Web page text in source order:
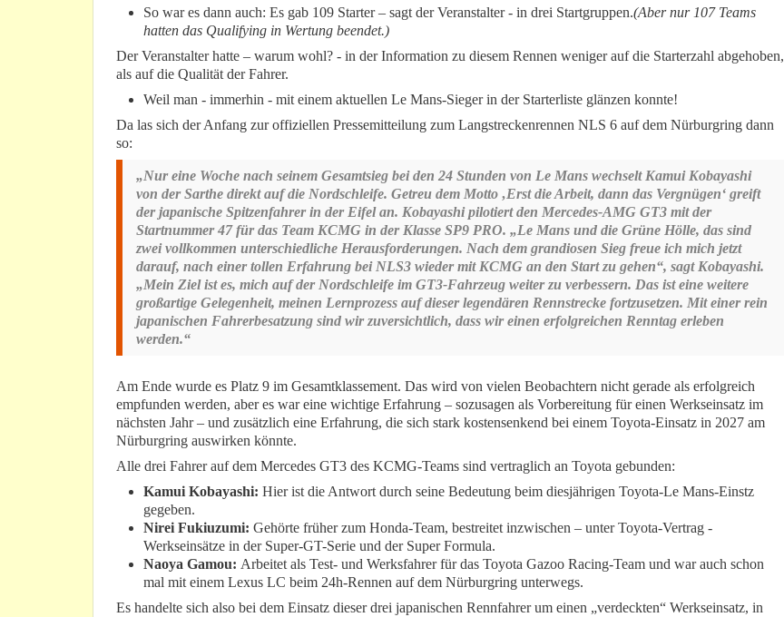
So war es dann auch: Es gab 109 Starter – sagt der Veranstalter - in drei Startgruppen.(Aber nur 107 Teams
hatten das Qualifying in Wertung beendet.)
Der Veranstalter hatte – warum wohl? - in der Information zu diesem Rennen weniger auf die Starterzahl abgehoben,
als auf die Qualität der Fahrer.
Weil man - immerhin - mit einem aktuellen Le Mans-Sieger in der Starterliste glänzen konnte!
Da las sich der Anfang zur offiziellen Pressemitteilung zum Langstreckenrennen NLS 6 auf dem Nürburgring dann
so:
„Nur eine Woche nach seinem Gesamtsieg bei den 24 Stunden von Le Mans wechselt Kamui Kobayashi
von der Sarthe direkt auf die Nordschleife. Getreu dem Motto ‚Erst die Arbeit, dann das Vergnügen‘ greift
der japanische Spitzenfahrer in der Eifel an. Kobayashi pilotiert den Mercedes-AMG GT3 mit der
Startnummer 47 für das Team KCMG in der Klasse SP9 PRO. „Le Mans und die Grüne Hölle, das sind
zwei vollkommen unterschiedliche Herausforderungen. Nach dem grandiosen Sieg freue ich mich jetzt
darauf, nach einer tollen Erfahrung bei NLS3 wieder mit KCMG an den Start zu gehen“, sagt Kobayashi.
„Mein Ziel ist es, mich auf der Nordschleife im GT3-Fahrzeug weiter zu verbessern. Das ist eine weitere
großartige Gelegenheit, meinen Lernprozess auf dieser legendären Rennstrecke fortzusetzen. Mit einer rein
japanischen Fahrerbesatzung sind wir zuversichtlich, dass wir einen erfolgreichen Renntag erleben
werden.“
Am Ende wurde es Platz 9 im Gesamtklassement. Das wird von vielen Beobachtern nicht gerade als erfolgreich
empfunden werden, aber es war eine wichtige Erfahrung – sozusagen als Vorbereitung für einen Werkseinsatz im
nächsten Jahr – und zusätzlich eine Erfahrung, die sich stark kostensenkend bei einem Toyota-Einsatz in 2027 am
Nürburgring auswirken könnte.
Alle drei Fahrer auf dem Mercedes GT3 des KCMG-Teams sind vertraglich an Toyota gebunden:
Kamui Kobayashi: Hier ist die Antwort durch seine Bedeutung beim diesjährigen Toyota-Le Mans-Einstz
gegeben.
Nirei Fukiuzumi: Gehörte früher zum Honda-Team, bestreitet inzwischen – unter Toyota-Vertrag -
Werkseinsätze in der Super-GT-Serie und der Super Formula.
Naoya Gamou: Arbeitet als Test- und Werksfahrer für das Toyota Gazoo Racing-Team und war auch schon
mal mit einem Lexus LC beim 24h-Rennen auf dem Nürburgring unterwegs.
Es handelte sich also bei dem Einsatz dieser drei japanischen Rennfahrer um einen „verdeckten“ Werkseinsatz, in